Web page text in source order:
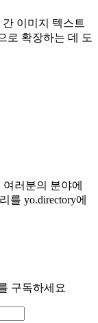
이미지 텍스트
로 확장하는 데 도
러분의 분야에
를 yo.directory에
구독하세요